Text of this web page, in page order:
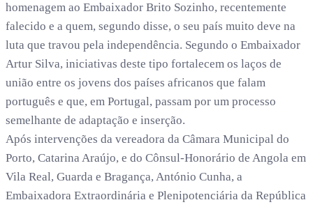
homenagem ao Embaixador Brito Sozinho, recentemente
falecido e a quem, segundo disse, o seu país muito deve na
luta que travou pela independência. Segundo o Embaixador
Artur Silva, iniciativas deste tipo fortalecem os laços de
união entre os jovens dos países africanos que falam
português e que, em Portugal, passam por um processo
semelhante de adaptação e inserção.
Após intervenções da vereadora da Câmara Municipal do
Porto, Catarina Araújo, e do Cônsul-Honorário de Angola em
Vila Real, Guarda e Bragança, António Cunha, a
Embaixadora Extraordinária e Plenipotenciária da República